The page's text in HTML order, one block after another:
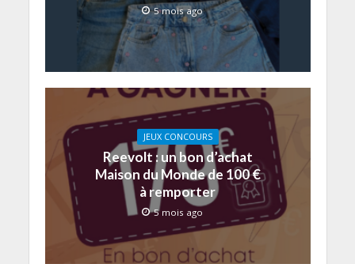
5 mois ago
JEUX CONCOURS
Reevolt : un bon d’achat
Maison du Monde de 100 €
à remporter
5 mois ago